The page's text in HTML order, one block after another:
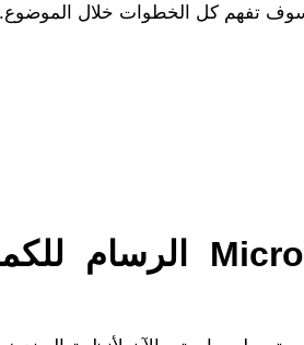
وسوف تفهم كل الخطوات خلال الموضوع.